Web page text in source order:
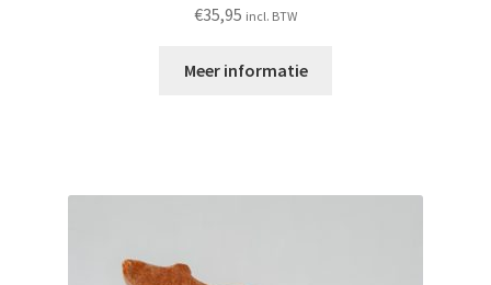
€35,95 incl. BTW
Meer informatie